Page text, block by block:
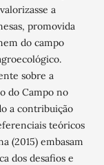
a
promovida
do campo
sobre a
do Campo no
a contribuição
teóricos
(2015) embasam
dos desafios e